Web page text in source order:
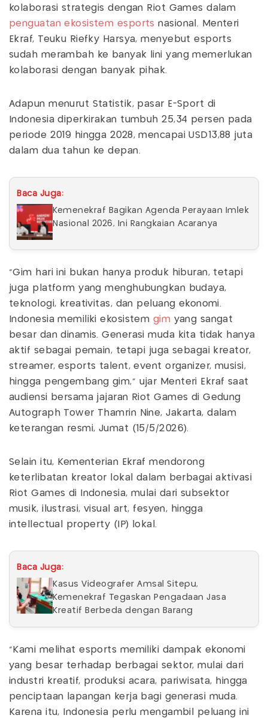
kolaborasi strategis dengan Riot Games dalam
penguatan ekosistem esports nasional. Menteri
Ekraf, Teuku Riefky Harsya, menyebut esports
sudah merambah ke banyak lini yang memerlukan
kolaborasi dengan banyak pihak.
Adapun menurut Statistik, pasar E-Sport di
Indonesia diperkirakan tumbuh 25,34 persen pada
periode 2019 hingga 2028, mencapai USD13,88 juta
dalam dua tahun ke depan.
Baca Juga:
Kemenekraf Bagikan Agenda Perayaan Imlek
Nasional 2026, Ini Rangkaian Acaranya
“Gim hari ini bukan hanya produk hiburan, tetapi
juga platform yang menghubungkan budaya,
teknologi, kreativitas, dan peluang ekonomi.
Indonesia memiliki ekosistem gim yang sangat
besar dan dinamis. Generasi muda kita tidak hanya
aktif sebagai pemain, tetapi juga sebagai kreator,
streamer, esports talent, event organizer, musisi,
hingga pengembang gim,” ujar Menteri Ekraf saat
audiensi bersama jajaran Riot Games di Gedung
Autograph Tower Thamrin Nine, Jakarta, dalam
keterangan resmi, Jumat (15/5/2026).
Selain itu, Kementerian Ekraf mendorong
keterlibatan kreator lokal dalam berbagai aktivasi
Riot Games di Indonesia, mulai dari subsektor
musik, ilustrasi, visual art, fesyen, hingga
intellectual property (IP) lokal.
Baca Juga:
Kasus Videografer Amsal Sitepu,
Kemenekraf Tegaskan Pengadaan Jasa
Kreatif Berbeda dengan Barang
“Kami melihat esports memiliki dampak ekonomi
yang besar terhadap berbagai sektor, mulai dari
industri kreatif, produksi acara, pariwisata, hingga
penciptaan lapangan kerja bagi generasi muda.
Karena itu, Indonesia perlu mengambil peluang ini